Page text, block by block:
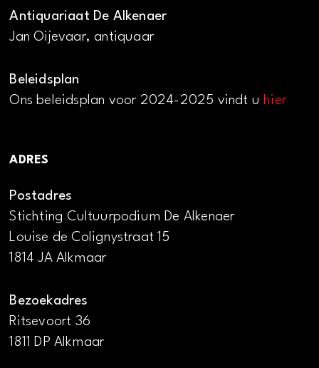
Antiquariaat De Alkenaer
Jan Oijevaar, antiquaar
Beleidsplan
Ons beleidsplan voor 2024-2025 vindt uhier
ADRES
Postadres
Stichting Cultuurpodium De Alkenaer
Louise de Colignystraat 15
1814 JA Alkmaar
Bezoekadres
Ritsevoort 36
1811 DP Alkmaar